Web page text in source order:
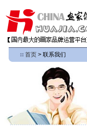
首页 > 联系我们